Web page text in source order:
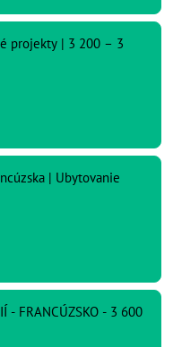
projekty | 3 200 – 3
| Ubytovanie
- FRANCÚZSKO - 3 600